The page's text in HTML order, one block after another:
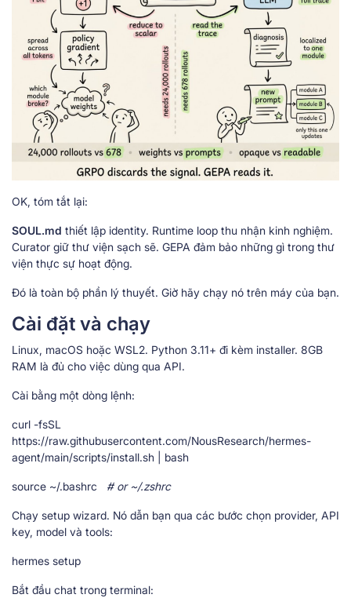
OK, tóm tắt lại:
SOUL.md thiết lập identity. Runtime loop thu nhận kinh nghiệm.
Curator giữ thư viện sạch sẽ. GEPA đảm bảo những gì trong thư
viện thực sự hoạt động.
Đó là toàn bộ phần lý thuyết. Giờ hãy chạy nó trên máy của bạn.
Cài đặt và chạy
Linux, macOS hoặc WSL2. Python 3.11+ đi kèm installer. 8GB
RAM là đủ cho việc dùng qua API.
Cài bằng một dòng lệnh:
curl -fsSL
https://raw.githubusercontent.com/NousResearch/hermes-
agent/main/scripts/install.sh | bash
source ~/.bashrc # or ~/.zshrc
Chạy setup wizard. Nó dẫn bạn qua các bước chọn provider, API
key, model và tools:
hermes setup
Bắt đầu chat trong terminal: